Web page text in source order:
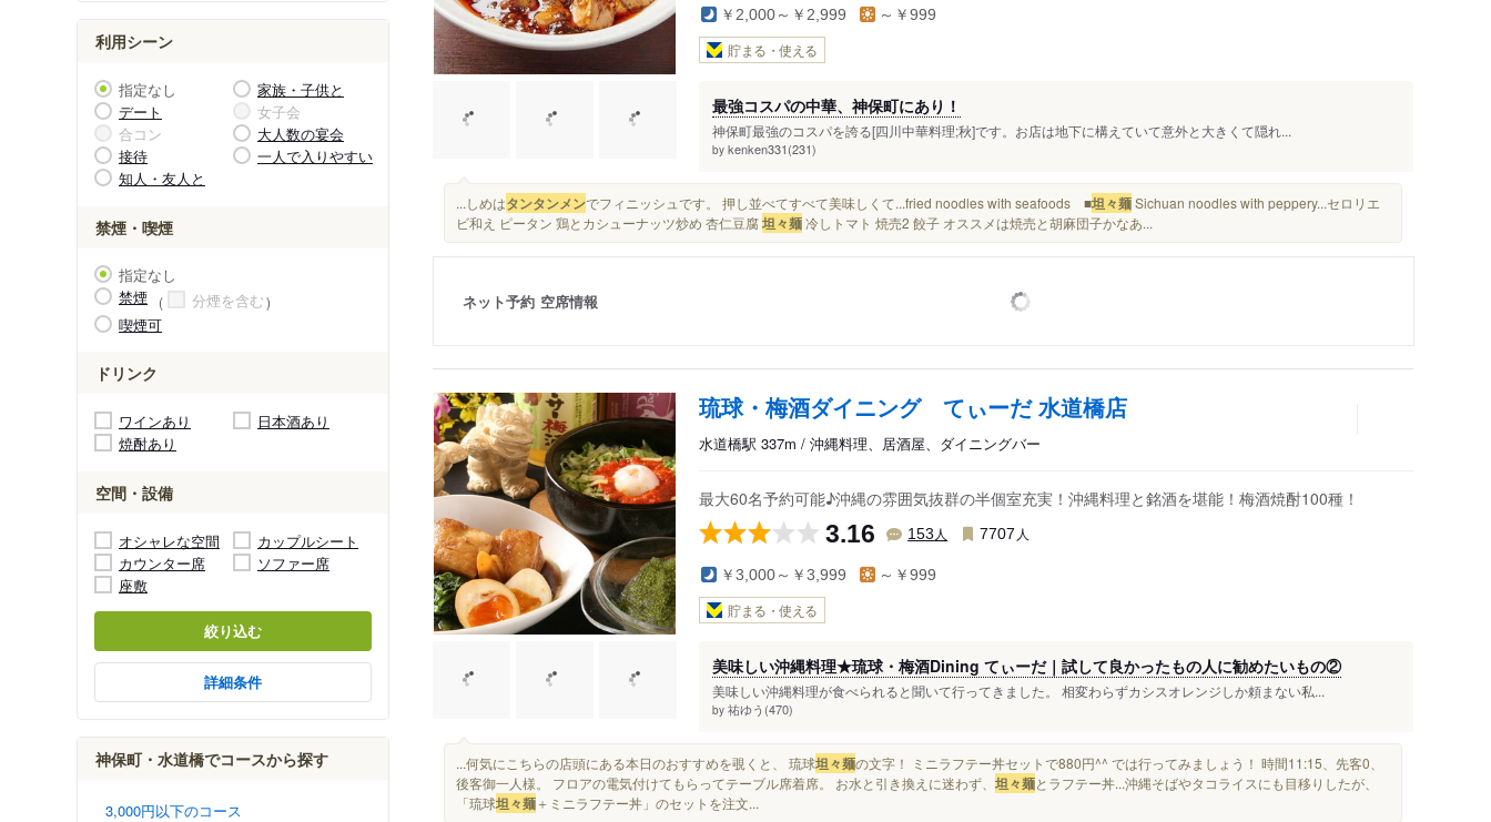
利用シーン
指定なし
家族・子供と
デート
女子会
合コン
大人数の宴会
接待
一人で入りやすい
知人・友人と
禁煙・喫煙
指定なし
禁煙
分煙を含む
喫煙可
ドリンク
ワインあり
日本酒あり
焼酎あり
空間・設備
オシャレな空間
カップルシート
カウンター席
ソファー席
座敷
絞り込む
詳細条件
神保町・水道橋でコースから探す
3,000円以下のコース
￥2,000～￥2,999 ～￥999
貯まる・使える
最強コスパの中華、神保町にあり！
神保町最強のコスパを誇る[四川中華料理;秋]です。お店は地下に構えていて意外と大きくて隠れ...
by kenken331(231)
...しめはタンタンメンでフィニッシュです。 押し並べてすべて美味しくて...fried noodles with seafoods ■坦々麺Sichuan noodles with peppery...セロリエ
ビ和え ピータン 鶏とカシューナッツ炒め 杏仁豆腐坦々麺冷しトマト 焼売2 餃子 オススメは焼売と胡麻団子かなあ...
ネット予約 空席情報
琉球・梅酒ダイニング てぃーだ 水道橋店
水道橋駅 337m / 沖縄料理、居酒屋、ダイニングバー
最大60名予約可能♪沖縄の雰囲気抜群の半個室充実！沖縄料理と銘酒を堪能！梅酒焼酎100種！
3.16 153 人 7707 人
￥3,000～￥3,999 ～￥999
貯まる・使える
美味しい沖縄料理★琉球・梅酒Dining てぃーだ｜試して良かったもの人に勧めたいもの②
美味しい沖縄料理が食べられると聞いて行ってきました。 相変わらずカシスオレンジしか頼まない私...
by 祐ゆう(470)
...何気にこちらの店頭にある本日のおすすめを覗くと、 琉球坦々麺の文字！ ミニラフテー丼セットで880円^^ では行ってみましょう！ 時間11:15、先客0、
後客御一人様。 フロアの電気付けてもらってテーブル席着席。 お水と引き換えに迷わず、 坦々麺とラフテー丼...沖縄そばやタコライスにも目移りしたが、
「琉球坦々麺＋ミニラフテー丼」のセットを注文...